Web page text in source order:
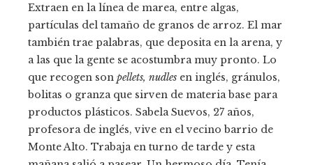
Extraen en la línea de marea, entre algas,
partículas del tamaño de granos de arroz. El mar
también trae palabras, que deposita en la arena, y
a las que la gente se acostumbra muy pronto. Lo
que recogen son pellets, nudles en inglés, gránulos,
bolitas o granza que sirven de materia base para
productos plásticos. Sabela Suevos, 27 años,
profesora de inglés, vive en el vecino barrio de
Monte Alto. Trabaja en turno de tarde y esta